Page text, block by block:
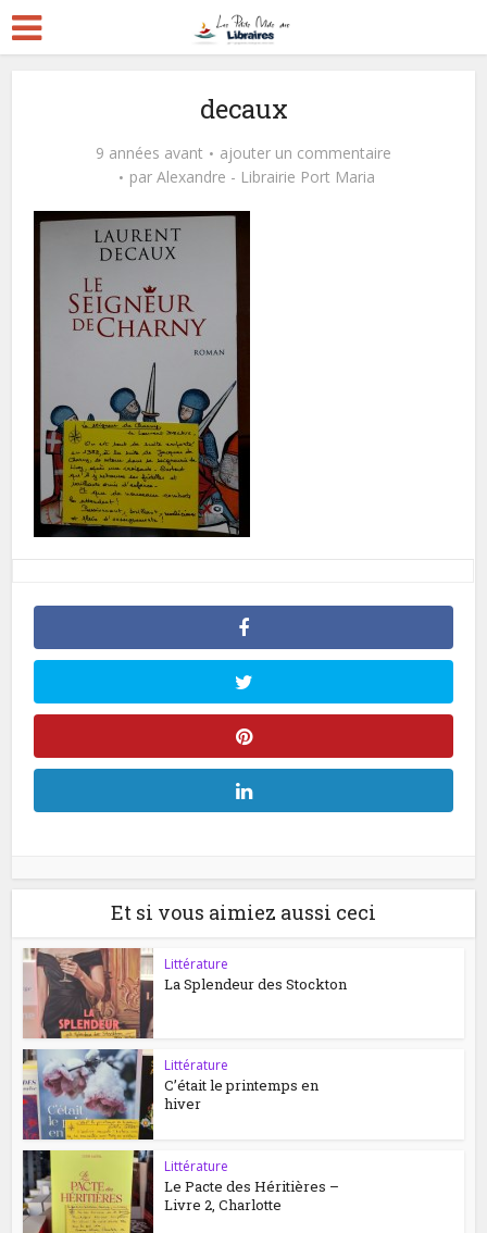
decaux
9 années avant
ajouter un commentaire
par Alexandre - Librairie Port Maria
Et si vous aimiez aussi ceci
Littérature
La Splendeur des Stockton
Littérature
C’était le printemps en
hiver
Littérature
Le Pacte des Héritières –
Livre 2, Charlotte